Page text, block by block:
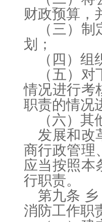
财政预算，
（三）
划；
（四）
（五）
情况进行考
职责的情况
（六）
发展和改
商行政管理
应当按照本
行职责。
第九条
消防工作职